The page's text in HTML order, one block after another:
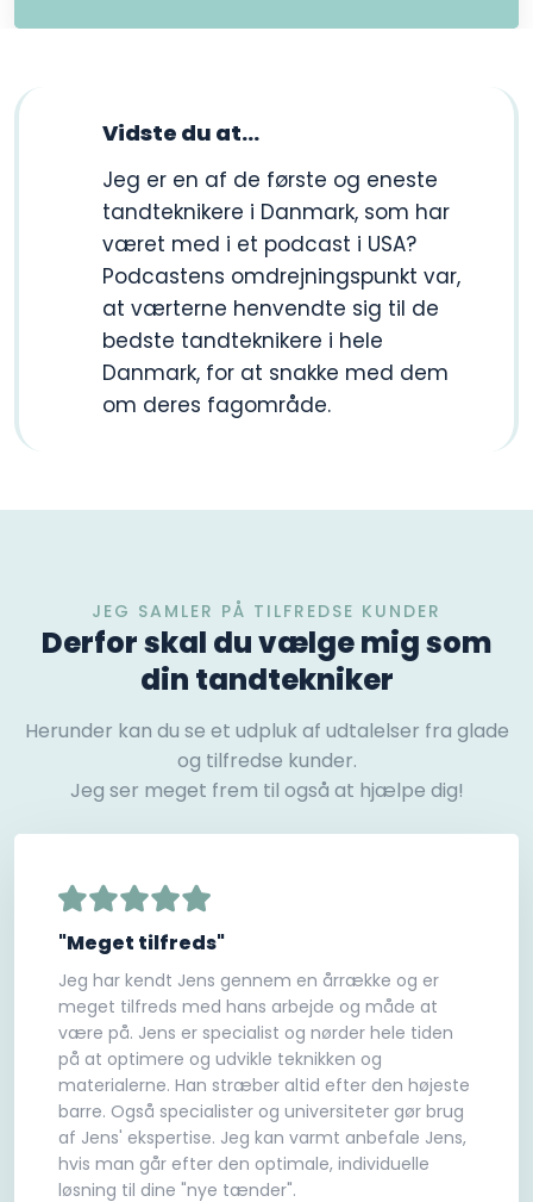
Vidste du at​...
​Jeg er en af de første og eneste
tandteknikere i Danmark, som har
været med i et podcast i USA?
Podcastens omdrejningspunkt var,
at værterne henvendte sig til de
bedste tandteknikere i hele
Danmark, for at snakke med dem
om deres fagområde.
JEG SAMLER PÅ TILFREDSE KUNDER
Derfor skal du vælge mig som
din tandtekniker
Herunder kan du se et udpluk af udtalelser fra glade
og tilfredse kunder.
Jeg ser meget frem til også at hjælpe dig!
"Meget tilfreds"
Jeg har kendt Jens gennem en årrække og er
meget tilfreds med hans arbejde og måde at
være på. Jens er specialist og nørder hele tiden
på at optimere og udvikle teknikken og
materialerne. Han stræber altid efter den højeste
barre. Også specialister og universiteter gør brug
af Jens' ekspertise. Jeg kan varmt anbefale Jens,
hvis man går efter den optimale, individuelle
løsning til dine "nye tænder".